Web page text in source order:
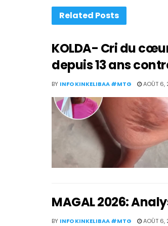
Related Posts
KOLDA- Cri du
depuis 13 ans
BY INFO KINKELIBAA #MTG AOÛT 6,
MAGAL 2026:
BY INFO KINKELIBAA #MTG AOÛT 6,